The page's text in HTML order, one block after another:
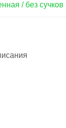
/ без сучков